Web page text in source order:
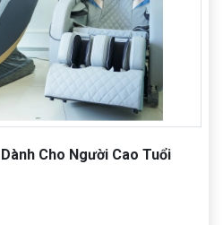
Cho Người Cao Tuổi